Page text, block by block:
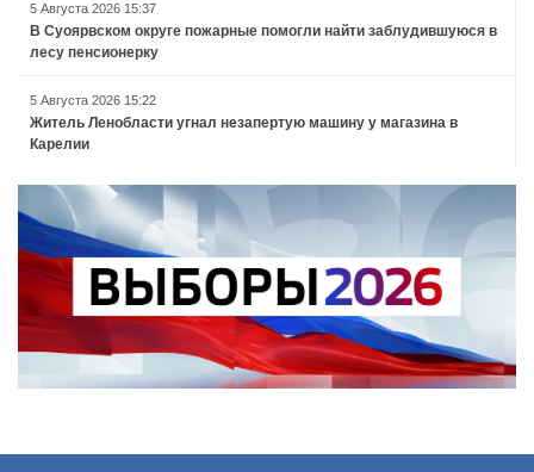
5 Августа 2026 15:37
В Суоярвском округе пожарные помогли найти заблудившуюся в
лесу пенсионерку
5 Августа 2026 15:22
Житель Ленобласти угнал незапертую машину у магазина в
Карелии